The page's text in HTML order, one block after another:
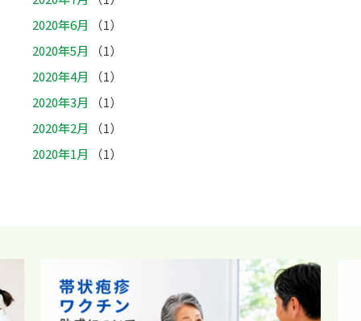
2020年6月
（1）
2020年5月
（1）
2020年4月
（1）
2020年3月
（1）
2020年2月
（1）
2020年1月
（1）